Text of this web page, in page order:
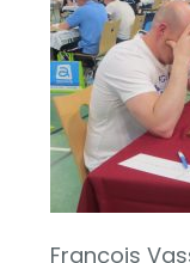
François